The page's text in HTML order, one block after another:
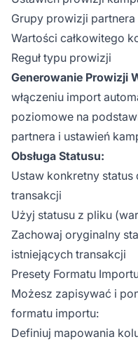
Grupy prowizji partnera
Wartości całkowitego
Reguł typu prowizji
Generowanie Prowizji
włączeniu import
poziomowe na
partnera i ustawień
Obsługa Statusu:
Ustaw konkretny
transakcji
Użyj statusu z pliku
Zachowaj oryginalny
istniejących transakcji
Presety Formatu
Możesz zapisywać i
formatu importu:
Definiuj mapowania